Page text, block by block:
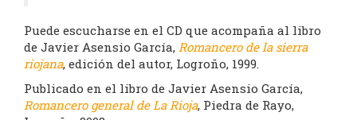
Puede escucharse en el CD que acompaña al libro
de Javier Asensio García, Romancero de la sierra
riojana, edición del autor, Logroño, 1999.
Publicado en el libro de Javier Asensio García,
Romancero general de La Rioja, Piedra de Rayo,